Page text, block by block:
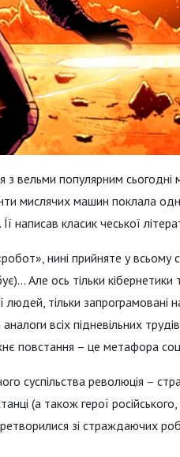
вельми популярним сьогодні
мислячих машин поклала
написав класик чеської
нині прийняте у всьому
Але ось тільки
людей, тільки
всіх підневільних
повстання – це метафора
суспільства революція –
(а також герої
зі страждаючих